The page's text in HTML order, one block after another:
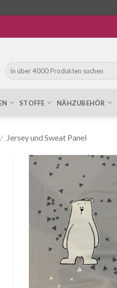
Suche
nach:
STOFFE NÄHZUBEHÖR
/ Jersey und Sweat Panel